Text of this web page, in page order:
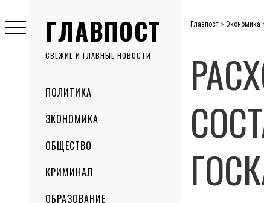
ГЛАВПОСТ
СВЕЖИЕ И ГЛАВНЫЕ НОВОСТИ
MenuПОЛИТИКА
ЭКОНОМИКА
ОБЩЕСТВО
КРИМИНАЛ
ОБРАЗОВАНИЕ
to
content
Главпост > Экономика